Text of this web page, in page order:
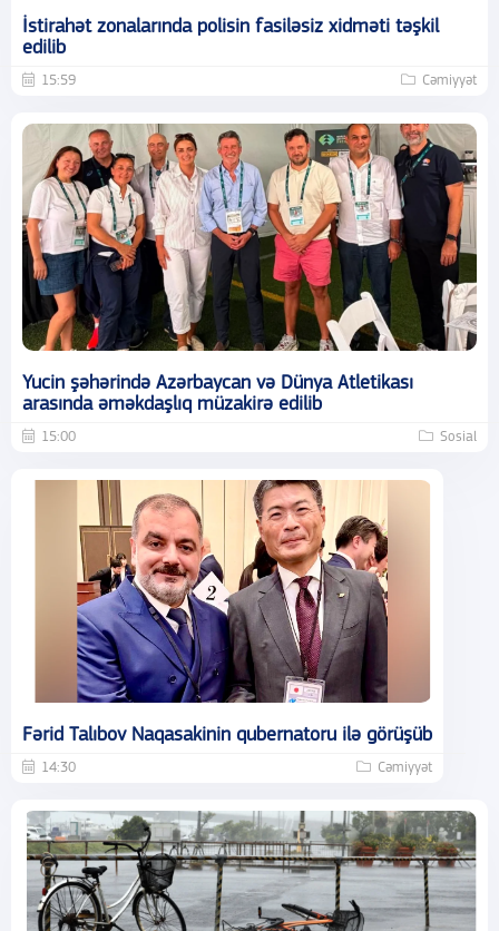
İstirahət zonalarında polisin fasiləsiz xidməti təşkil
edilib
15:59 Cəmiyyət
Yucin şəhərində Azərbaycan və Dünya Atletikası
arasında əməkdaşlıq müzakirə edilib
15:00 Sosial
Fərid Talıbov Naqasakinin qubernatoru ilə görüşüb
14:30 Cəmiyyət